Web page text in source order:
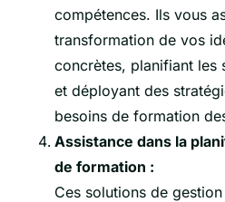
compétences. Ils vous
transformation de vos
concrètes, planifiant les
et déployant des
besoins de formation
Assistance dans la
de formation :
Ces solutions de